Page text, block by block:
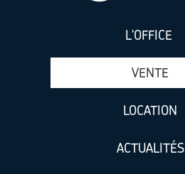
L'OFFICE
VENTE
LOCATION
ACTUALITÉS